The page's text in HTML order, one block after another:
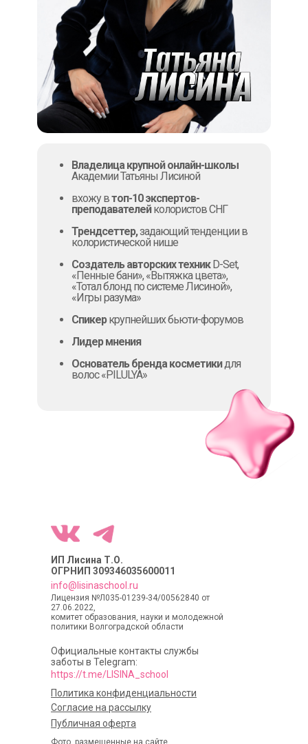
Владелица крупной онлайн-школы
Академии Татьяны Лисиной
вхожу втоп-10 экспертов-
преподавателейколористов СНГ
Трендсеттер,задающий тенденции в
колористической нише
Создатель авторских техникD-Set,
«Пенные бани», «Вытяжка цвета»,
«Тотал блонд по системе Лисиной»,
«Игры разума»
Спикеркрупнейших бьюти-форумов
Лидер мнения
Основатель бренда косметикидля
волос «PILULYA»
ИП Лисина Т.О.
ОГРНИП 309346035600011
info@lisinaschool.ru
Политика конфиденциальности
Согласие на рассылку
Публичная оферта
https://t.me/LISINA_school
Лицензия №Л035-01239-34/00562840 от
27.06.2022,
комитет образования, науки и молодежной
политики Волгоградской области
Фото, размещенные на сайте
Официальные контакты службы
заботы в Telegram: